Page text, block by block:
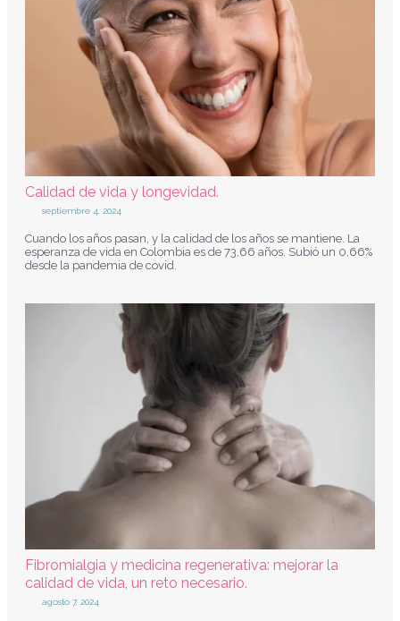
Calidad de vida y longevidad.
septiembre 4, 2024
Cuando los años pasan, y la calidad de los años se mantiene. La
esperanza de vida en Colombia es de 73,66 años. Subió un 0,66%
desde la pandemia de covid.
Fibromialgia y medicina regenerativa: mejorar la
calidad de vida, un reto necesario.
agosto 7, 2024